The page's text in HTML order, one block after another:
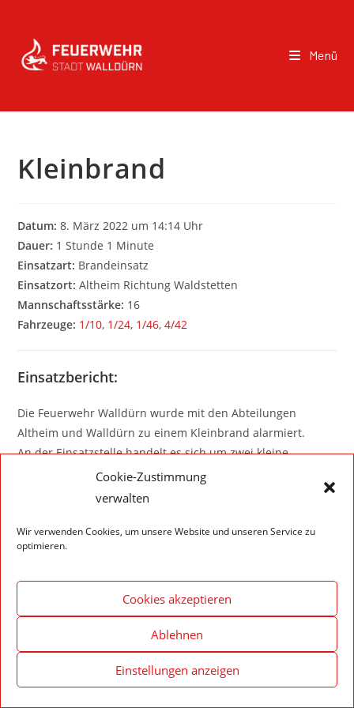
Cookie-Zustimmung
verwalten
Wir verwenden Cookies, um unsere Website und unseren Service zu
optimieren.
Cookies akzeptieren
Ablehnen
Einstellungen anzeigen
Menü
Kleinbrand
Datum: 8. März 2022 um 14:14 Uhr
Dauer: 1 Stunde 1 Minute
Einsatzart: Brandeinsatz
Einsatzort: Altheim Richtung Waldstetten
Mannschaftsstärke: 16
Fahrzeuge: 1/10, 1/24, 1/46,4/42
Einsatzbericht:
Die Feuerwehr Walldürn wurde mit den Abteilungen
Altheim und Walldürn zu einem Kleinbrand alarmiert.
An der Einsatzstelle handelt es sich um zwei kleine
Feuerstellen. Das ersteintreffende Fahrzeug konnte mittels
Kübelspritze die Feuerstellen ablöschen.
Impressum – Datenschutzerklärung Cookie-Richtlinie (EU)
© 2020 Feuerwehr Walldürn